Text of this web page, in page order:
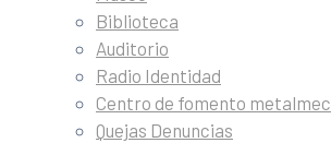
Biblioteca
Auditorio
Radio Identidad
Centro de fomento
Quejas Denuncias